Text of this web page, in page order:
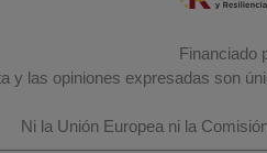
Financiado
y las opiniones expresadas son
Ni la Unión Europea ni la